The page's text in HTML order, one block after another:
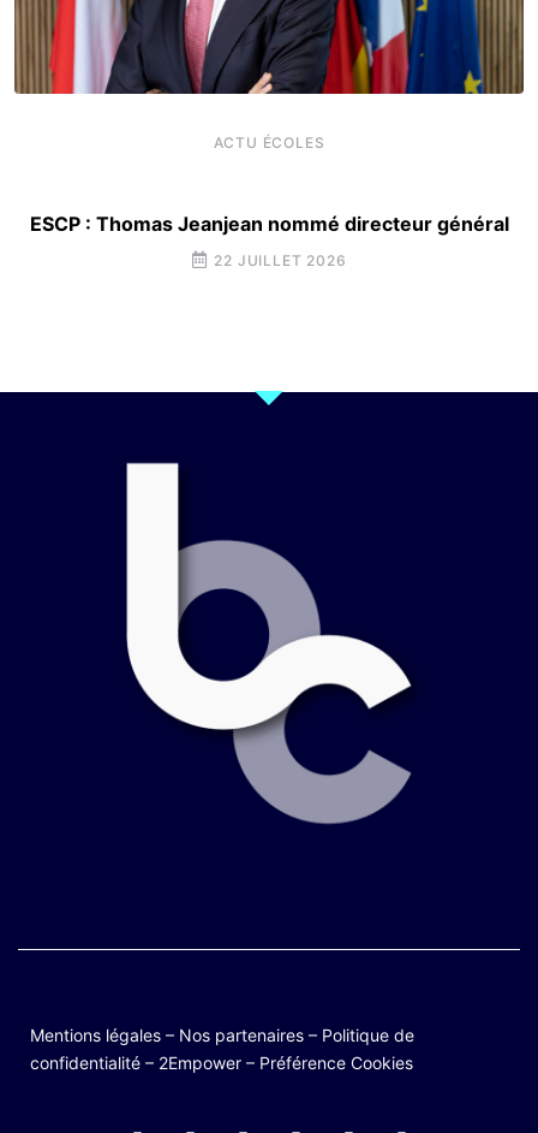
ACTU ÉCOLES
ESCP : Thomas Jeanjean nommé directeur général
22 JUILLET 2026
Mentions légales – Nos partenaires – Politique de
confidentialité – 2Empower – Préférence Cookies